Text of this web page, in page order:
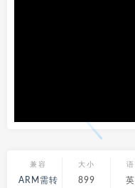
兼容
ARM需转
大小
899